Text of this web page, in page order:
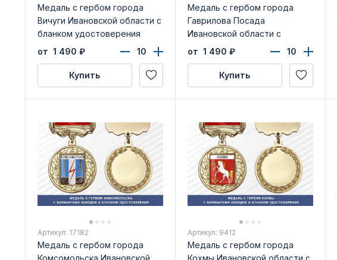
Медаль с гербом города
Вичуги Ивановской области с
бланком удостоверения
от 1 490 ₽
Купить
Медаль с гербом города
Гаврилова Посада
Ивановской области с
бланком удостоверения
от 1 490 ₽
Купить
Артикул: 17182
Медаль с гербом города
Комсомольска Ивановской
Артикул: 9412
Медаль с гербом города
Кохмы Ивановской области с